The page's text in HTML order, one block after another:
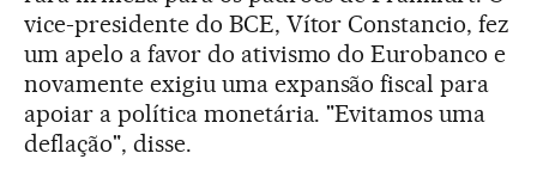
vice-presidente do BCE, Vítor Constancio, fez
um apelo a favor do ativismo do Eurobanco e
novamente exigiu uma expansão fiscal para
apoiar a política monetária. "Evitamos uma
deflação", disse.